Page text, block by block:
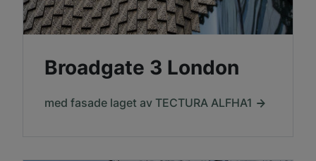
Broadgate 3 London
med fasade laget av TECTURA ALFHA1